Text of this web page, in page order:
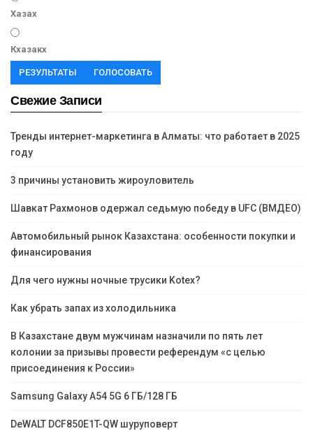
Хазах
Кхазакх
РЕЗУЛЬТАТЫ ГОЛОСОВАТЬ
Свежие Записи
Тренды интернет-маркетинга в Алматы: что работает в 2025
году
3 причины установить жироуловитель
Шавкат Рахмонов одержал седьмую победу в UFC (ВМДЕО)
Автомобильный рынок Казахстана: особенности покупки и
финансирования
Для чего нужны ночные трусики Kotex?
Как убрать запах из холодильника
В Казахстане двум мужчинам назначили по пять лет
колонии за призывы провести референдум «с целью
присоединения к России»
Samsung Galaxy A54 5G 6 ГБ/128 ГБ
DeWALT DCF850E1T-QW шуруповерт